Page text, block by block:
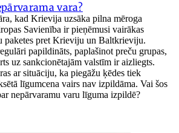
vara?
kad Krievija uzsāka pilna mēroga
Savienība ir pieņēmusi vairākas
paketes pret Krieviju un Baltkrieviju.
papildināts, paplašinot preču grupas,
uz sankcionētajām valstīm ir aizliegts.
ar situāciju, ka piegāžu ķēdes tiek
līgumcena vairs nav izpildāma. Vai šos
nepārvaramu varu līguma izpildē?